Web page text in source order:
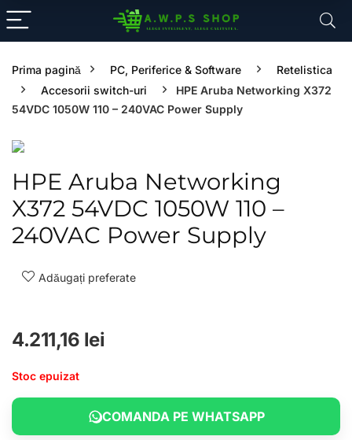
Prima pagină PC, Periferice & Software
Retelistica
Accesorii switch-uri
HPE Aruba Networking X372
54VDC 1050W 110 – 240VAC Power Supply
HPE Aruba Networking
X372 54VDC 1050W 110 –
240VAC Power Supply
Adăugați preferate
4.211,16 lei
Stoc epuizat
COMANDA PE WHATSAPP